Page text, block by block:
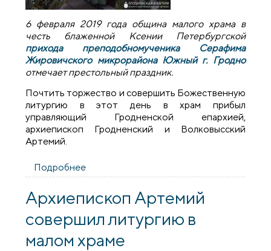
6 февраля 2019 года община малого храма в
честь блаженной Ксении Петербургской
прихода преподобномученика Серафима
Жировичского микрорайона Южный г. Гродно
отмечает престольный праздник.
Почтить торжество и совершить Божественную
литургию в этот день в храм прибыл
управляющий Гродненской епархией,
архиепископ Гродненский и Волковысский
Артемий.
Подробнее
литургию в малом храме прихода
Серафима Жировичского города Гродно
Архиепископ Артемий
совершил литургию в
малом храме